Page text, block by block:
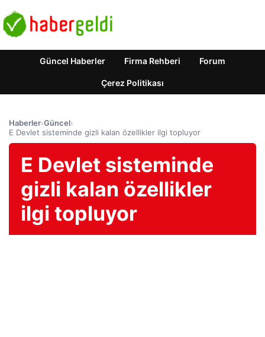
Güncel Haberler Firma Rehberi Forum
Çerez Politikası
Haberler›Güncel›
E Devlet sisteminde gizli kalan özellikler ilgi topluyor
E Devlet sisteminde
gizli kalan özellikler
ilgi topluyor